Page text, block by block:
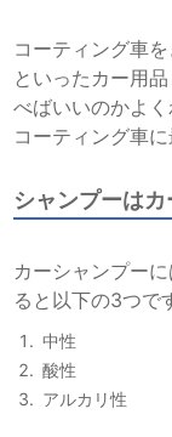
コーティング車
といったカー用
べばいいのかよ
コーティング車
シャンプーは
カーシャンプー
ると以下の3つで
中性
酸性
アルカリ性